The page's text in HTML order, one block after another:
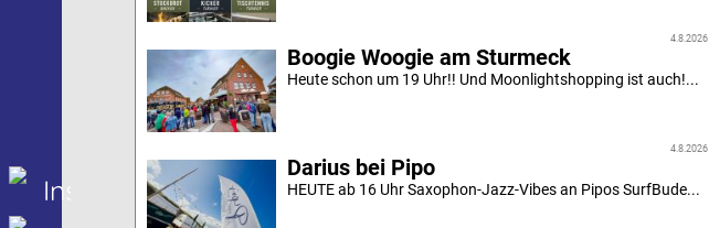
4.8.2026
Boogie Woogie am Sturmeck
Heute schon um 19 Uhr!! Und Moonlightshopping ist auch!...
4.8.2026
Darius bei Pipo
HEUTE ab 16 Uhr Saxophon-Jazz-Vibes an Pipos SurfBude...
Insel Baltrum